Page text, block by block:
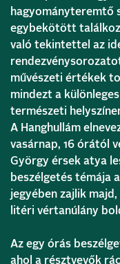
hagyományteremtő
egybekötött
való tekintettel az
művészeti értékek
mindezt a
természeti
A Hanghullám
vasárnap, 16 órától
György érsek atya
beszélgetés témája
jegyében zajlik
litéri vértanúlány
Az egy órás
ahol a résztvevők